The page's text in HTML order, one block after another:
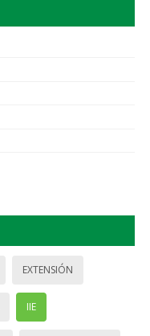
EXTENSIÓN
IIE